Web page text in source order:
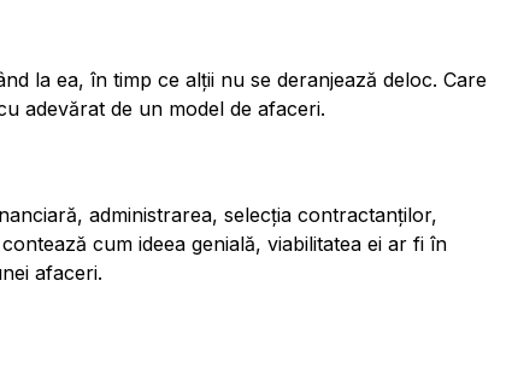
la ea, în timp ce alții nu se deranjează deloc. Care
adevărat de un model de afaceri.
administrarea, selecția contractanților,
cum ideea genială, viabilitatea ei ar fi în
afaceri.